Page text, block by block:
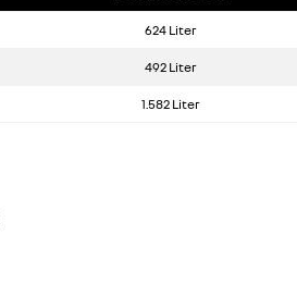
624 Liter
492 Liter
1.582 Liter